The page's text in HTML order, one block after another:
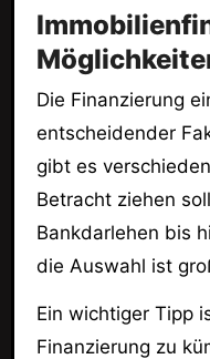
Die Finanzierung
entscheidender
gibt es
Betracht ziehen
Bankdarlehen bis
die Auswahl ist
Ein wichtiger Tipp
Finanzierung zu